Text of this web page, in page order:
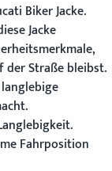
Biker Jacke.
Jacke
der Straße bleibst.
Fahrposition